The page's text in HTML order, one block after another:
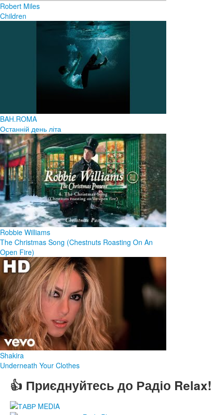
Robert Miles
Children
BAH.ROMA
Останній день літа
Robbie Williams
The Christmas Song (Chestnuts Roasting On An
Open Fire)
Shakira
Underneath Your Clothes
👍 Приєднуйтесь до Радіо Relax!